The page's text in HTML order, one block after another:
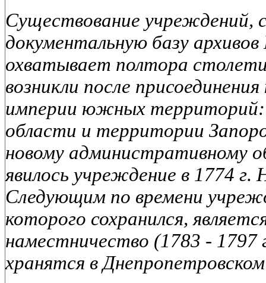
Существование учреждений,
документальную базу
охватывает полтора
возникли после
империи южных
области и территории
новому административному
явилось учреждение в 1774 г.
Следующим по времени
которого сохранился,
наместничество (1783 -
хранятся в